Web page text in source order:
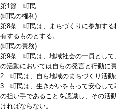
第1節 町民
(町民の権利)
第8条 町民は、まちづくりに参加する
有するものとする。
(町民の責務)
第9条 町民は、地域社会の一員として
の活動においては自らの発言と行動に
2 町民は、自ら地域のまちづくり活動
3 町民は、生きがいをもって安心して
の担い手であることを認識し、その活
ければならない。